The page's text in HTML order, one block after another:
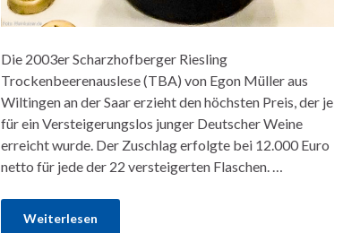
Die 2003er Scharzhofberger Riesling
Trockenbeerenauslese (TBA) von Egon Müller aus
Wiltingen an der Saar erzieht den höchsten Preis, der je
für ein Versteigerungslos junger Deutscher Weine
erreicht wurde. Der Zuschlag erfolgte bei 12.000 Euro
netto für jede der 22 versteigerten Flaschen. …
Weiterlesen